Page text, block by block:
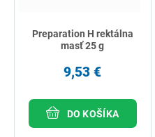
Preparation H rektálna
masť 25 g
9,53 €
DO KOŠÍKA